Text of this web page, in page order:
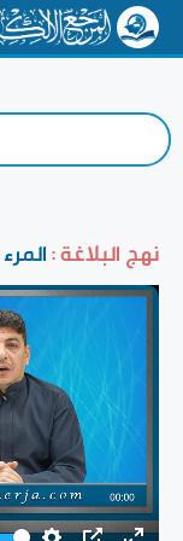
نهج البلاغة :